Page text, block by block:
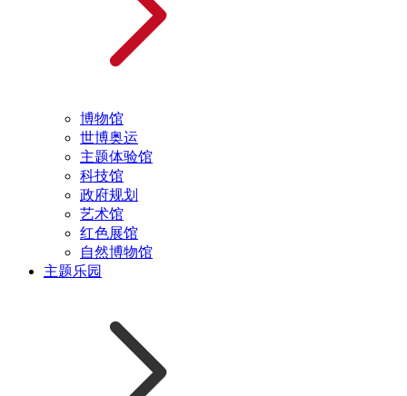
博物馆
世博奥运
主题体验馆
科技馆
政府规划
艺术馆
红色展馆
自然博物馆
主题乐园